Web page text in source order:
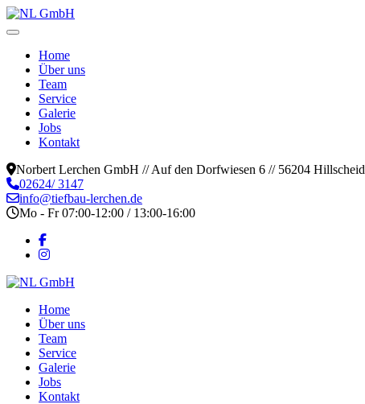
Home
Über uns
Team
Service
Galerie
Jobs
Kontakt
Norbert Lerchen GmbH // Auf den Dorfwiesen 6 // 56204 Hillscheid
02624/ 3147
info@tiefbau-lerchen.de
Mo - Fr 07:00-12:00 / 13:00-16:00
Home
Über uns
Team
Service
Galerie
Jobs
Kontakt